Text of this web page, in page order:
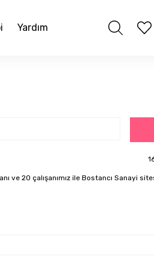
Yardım
ve 20 çalışanımız ile Bostancı Sanayi